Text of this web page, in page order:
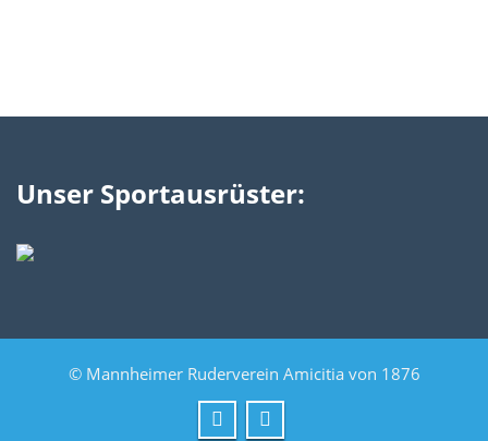
Unser Sportausrüster:
© Mannheimer Ruderverein Amicitia von 1876